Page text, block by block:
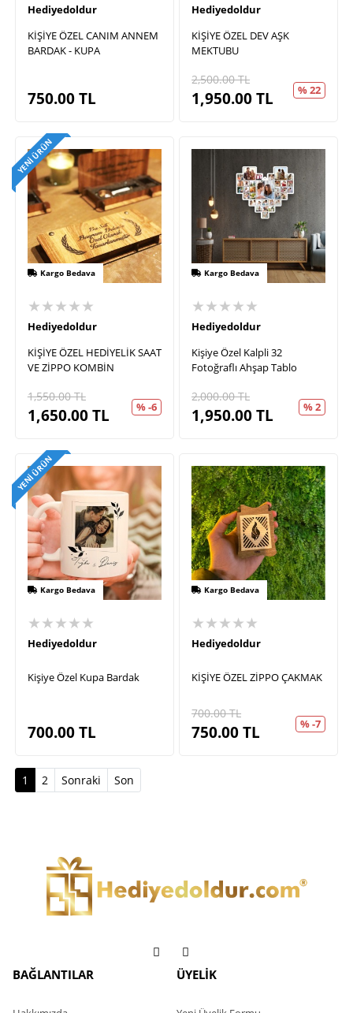
Hediyedoldur
KİŞİYE ÖZEL CANIM ANNEM
BARDAK - KUPA
750.00TL
Hediyedoldur
KİŞİYE ÖZEL DEV AŞK
MEKTUBU
2,500.00TL
1,950.00TL % 22
YENI ÜRÜN
Kargo Bedava
★★★★★
Hediyedoldur
KİŞİYE ÖZEL HEDİYELİK SAAT
VE ZİPPO KOMBİN
1,550.00TL
1,650.00TL % -6
Kargo Bedava
★★★★★
Hediyedoldur
Kişiye Özel Kalpli 32
Fotoğraflı Ahşap Tablo
2,000.00TL
1,950.00TL % 2
YENI ÜRÜN
Kargo Bedava
★★★★★
Hediyedoldur
Kişiye Özel Kupa Bardak
700.00TL
Kargo Bedava
★★★★★
Hediyedoldur
KİŞİYE ÖZEL ZİPPO ÇAKMAK
700.00TL
750.00TL % -7
1 (current)
2 Sonraki Son
BAĞLANTILAR ÜYELİK